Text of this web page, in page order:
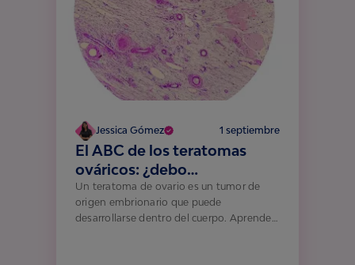
Jessica Gómez 1 septiembre
El ABC de los teratomas
ováricos: ¿debo
preocuparme?
Un teratoma de ovario es un tumor de
origen embrionario que puede
desarrollarse dentro del cuerpo. Aprende